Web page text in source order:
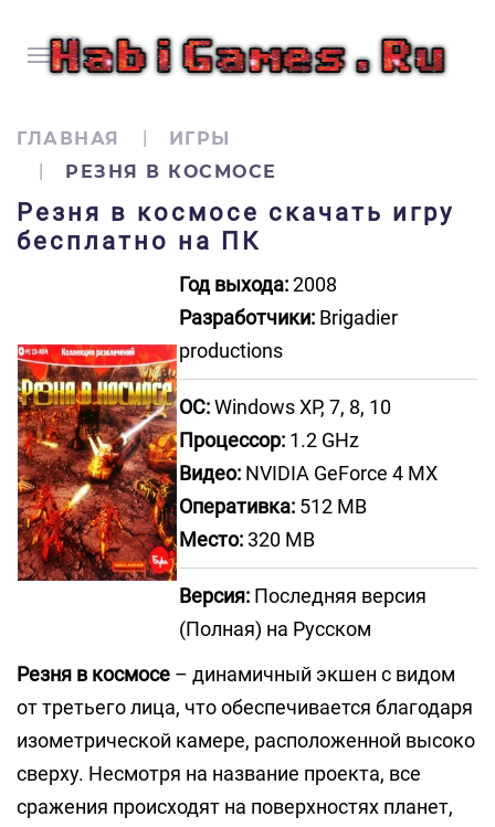
ГЛАВНАЯ
ИГРЫ
РЕЗНЯ В КОСМОСЕ
Резня в космосе скачать игру
бесплатно на ПК
Год выхода:2008
Разработчики: Brigadier
productions
ОС:Windows XP, 7, 8, 10
Процессор: 1.2 GHz
Видео: NVIDIA GeForce 4 MX
Оперативка: 512 MB
Место: 320 MB
Версия: Последняя версия
(Полная) на Русском
Резня в космосе – динамичный экшен с видом
от третьего лица, что обеспечивается благодаря
изометрической камере, расположенной высоко
сверху. Несмотря на название проекта, все
сражения происходят на поверхностях планет,